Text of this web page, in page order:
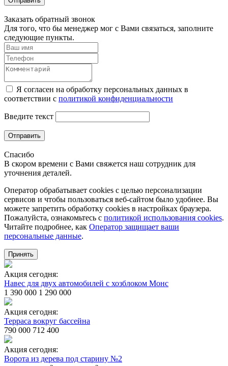
Заказать обратный звонок
Для того, что бы менеджер мог с Вами связаться, заполните
следующие пункты.
Я согласен на обработку персональных данных в
соответствии с политикой конфиденциальности
Введите текст
Отправить
Спасибо
В скором времени с Вами свяжется наш сотрудник для
уточнения деталей.
Оператор обрабатывает cookies с целью персонализации
сервисов и чтобы пользоваться веб-сайтом было удобнее. Вы
можете запретить обработку сookies в настройках браузера.
Пожалуйста, ознакомьтесь с политикой использования cookies.
Читайте подробнее, как Оператор защищает ваши
персональные данные.
Принять
Акция сегодня:
Навес для двух автомобилей с хозблоком Монс
1 390 000 1 290 000
Акция сегодня:
Терраса вокруг бассейна
790 000 712 400
Акция сегодня:
Ворота из дерева под старину №2